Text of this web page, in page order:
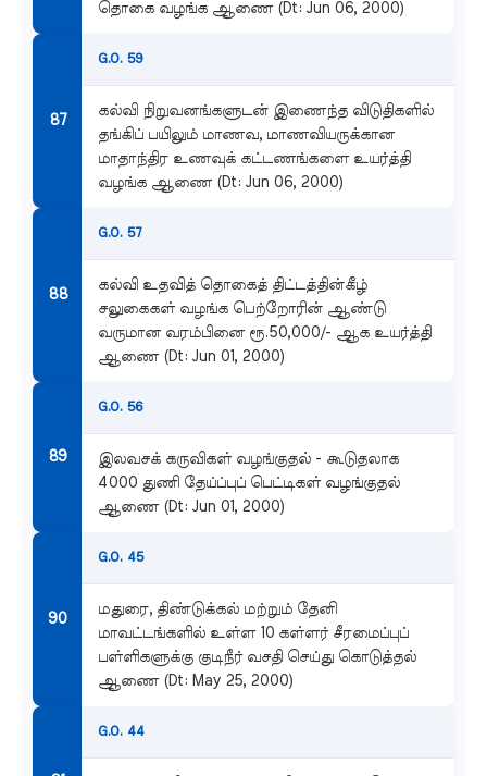
தொகை வழங்க ஆணை (Dt: Jun 06, 2000)
G.O. 59
கல்வி நிறுவனங்களுடன் இணைந்த விடுதிகளில்
தங்கிப் பயிலும் மாணவ, மாணவியருக்கான
மாதாந்திர உணவுக் கட்டணங்களை உயர்த்தி
வழங்க ஆணை (Dt: Jun 06, 2000)
G.O. 57
கல்வி உதவித் தொகைத் திட்டத்தின்கீழ்
சலுகைகள் வழங்க பெற்றோரின் ஆண்டு
வருமான வரம்பினை ரூ.50,000/- ஆக உயர்த்தி
ஆணை (Dt: Jun 01, 2000)
G.O. 56
இலவசக் கருவிகள் வழங்குதல் - கூடுதலாக
4000 துணி தேய்ப்புப் பெட்டிகள் வழங்குதல்
ஆணை (Dt: Jun 01, 2000)
G.O. 45
மதுரை, திண்டுக்கல் மற்றும் தேனி
மாவட்டங்களில் உள்ள 10 கள்ளர் சீரமைப்புப்
பள்ளிகளுக்கு குடிநீர் வசதி செய்து கொடுத்தல்
ஆணை (Dt: May 25, 2000)
G.O. 44